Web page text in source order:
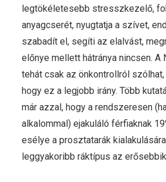
legtökéletesebb stresszkezelő,
anyagcserét, nyugtatja a szívet,
szabadít el, segíti az elalvást,
előnye mellett hátránya nincsen. A
tehát csak az önkontrollról
hogy ez a legjobb irány. Több
már azzal, hogy a rendszeresen
alkalommal) ejakuláló férfiaknak
esélye a prosztatarák
leggyakoribb ráktípus az